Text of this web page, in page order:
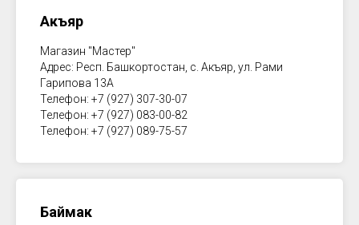
Акъяр
Магазин "Мастер"
Адрес: Респ. Башкортостан, с. Акъяр, ул. Рами
Гарипова 13А
Телефон: +7 (927) 307-30-07
Телефон: +7 (927) 083-00-82
Телефон: +7 (927) 089-75-57
Баймак